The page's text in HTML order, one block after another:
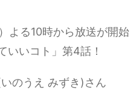
よる10時から放送が開始
いいコト」第4話！
のうえ みずき)さん